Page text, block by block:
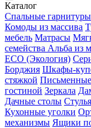
Каталог
Спальные гарнитуры
Комоды из массива
мебель Матрасы
семейства Альба из
ECO (Экология)
Борджия Шкафы-
стяжкой
гостиной Зеркала
Дачные столы Стулья
Кухонные уголки
механизмы Ящики